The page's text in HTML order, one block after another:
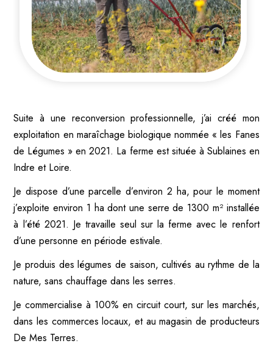
Suite à une reconversion professionnelle, j’ai créé mon
exploitation en maraîchage biologique nommée « les Fanes
de Légumes » en 2021. La ferme est située à Sublaines en
Indre et Loire.
Je dispose d’une parcelle d’environ 2 ha, pour le moment
j’exploite environ 1 ha dont une serre de 1300 m² installée
à l’été 2021. Je travaille seul sur la ferme avec le renfort
d’une personne en période estivale.
Je produis des légumes de saison, cultivés au rythme de la
nature, sans chauffage dans les serres.
Je commercialise à 100% en circuit court, sur les marchés,
dans les commerces locaux, et au magasin de producteurs
De Mes Terres.